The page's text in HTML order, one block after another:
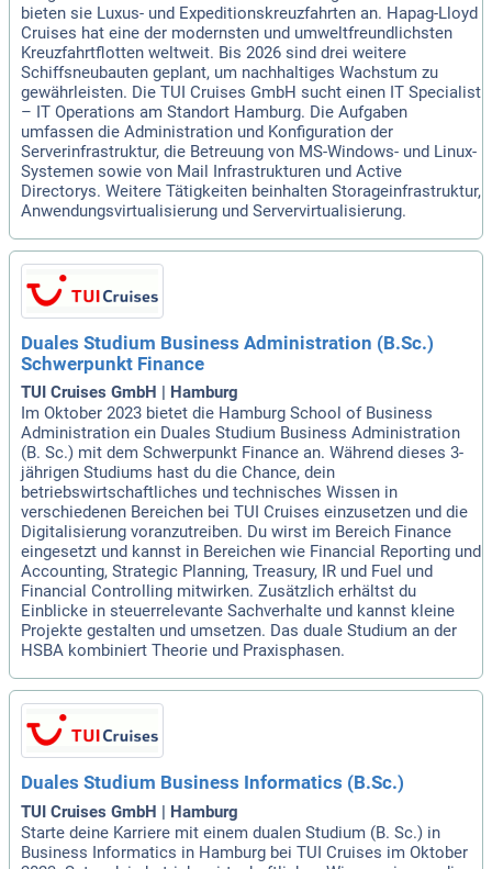
bieten sie Luxus- und Expeditionskreuzfahrten an. Hapag-Lloyd
Cruises hat eine der modernsten und umweltfreundlichsten
Kreuzfahrtflotten weltweit. Bis 2026 sind drei weitere
Schiffsneubauten geplant, um nachhaltiges Wachstum zu
gewährleisten. Die TUI Cruises GmbH sucht einen IT Specialist
– IT Operations am Standort Hamburg. Die Aufgaben
umfassen die Administration und Konfiguration der
Serverinfrastruktur, die Betreuung von MS-Windows- und Linux-
Systemen sowie von Mail Infrastrukturen und Active
Directorys. Weitere Tätigkeiten beinhalten Storageinfrastruktur,
Anwendungsvirtualisierung und Servervirtualisierung.
Duales Studium Business Administration (B.Sc.)
Schwerpunkt Finance
TUI Cruises GmbH | Hamburg
Im Oktober 2023 bietet die Hamburg School of Business
Administration ein Duales Studium Business Administration
(B. Sc.) mit dem Schwerpunkt Finance an. Während dieses 3-
jährigen Studiums hast du die Chance, dein
betriebswirtschaftliches und technisches Wissen in
verschiedenen Bereichen bei TUI Cruises einzusetzen und die
Digitalisierung voranzutreiben. Du wirst im Bereich Finance
eingesetzt und kannst in Bereichen wie Financial Reporting und
Accounting, Strategic Planning, Treasury, IR und Fuel und
Financial Controlling mitwirken. Zusätzlich erhältst du
Einblicke in steuerrelevante Sachverhalte und kannst kleine
Projekte gestalten und umsetzen. Das duale Studium an der
HSBA kombiniert Theorie und Praxisphasen.
Duales Studium Business Informatics (B.Sc.)
TUI Cruises GmbH | Hamburg
Starte deine Karriere mit einem dualen Studium (B. Sc.) in
Business Informatics in Hamburg bei TUI Cruises im Oktober